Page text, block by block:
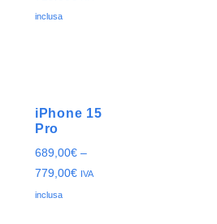
inclusa
iPhone 15
Pro
689,00€ –
779,00€ IVA
inclusa